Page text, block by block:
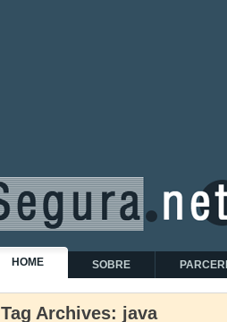
HOME SOBRE
Tag Archives: java